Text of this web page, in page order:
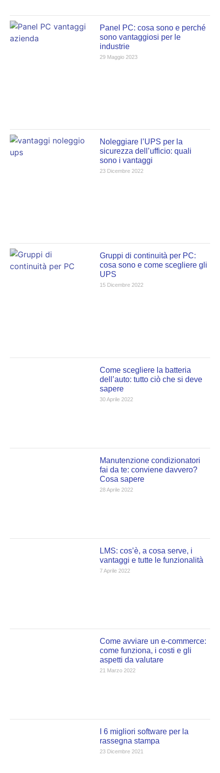
Panel PC: cosa sono e perché
sono vantaggiosi per le
industrie
29 Maggio 2023
Noleggiare l’UPS per la
sicurezza dell’ufficio: quali
sono i vantaggi
23 Dicembre 2022
Gruppi di continuità per PC:
cosa sono e come scegliere gli
UPS
15 Dicembre 2022
Come scegliere la batteria
dell’auto: tutto ciò che si deve
sapere
30 Aprile 2022
Manutenzione condizionatori
fai da te: conviene davvero?
Cosa sapere
28 Aprile 2022
LMS: cos’è, a cosa serve, i
vantaggi e tutte le funzionalità
7 Aprile 2022
Come avviare un e-commerce:
come funziona, i costi e gli
aspetti da valutare
21 Marzo 2022
I 6 migliori software per la
rassegna stampa
23 Dicembre 2021